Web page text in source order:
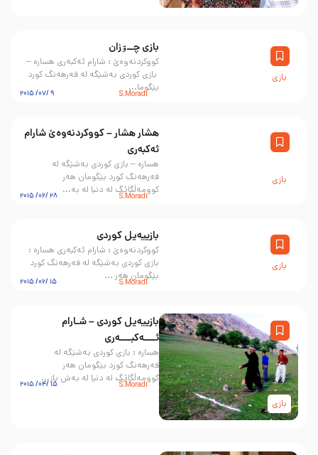
بازی
بازی چــۊزان
کووکردنەوەێ : شارام ئەکبەری هسارە –
بازی کوردی به‌شێگه‌ له فه‌رهه‌نگ کورد
بێگوما...
S.Moradi
9 /07/ 2015
بازی
هشار هشار – کووکردنەوەێ شارام
ئەکبەری
هسارە – بازی کوردی به‌شێگه‌ له
فه‌رهه‌نگ کورد بێگومان هه‌ر
کوومه‌ڵگاێگ له دنیا له به...
S.Moradi
28 /06/ 2015
بازی
بازییەیل کوردی
کووکردنەوەێ : شارام ئەکبەری هسارە :
بازی کوردی به‌شێگه‌ له فه‌رهه‌نگ کورد
بێگومان هه‌ر ...
S.Moradi
15 /06/ 2015
بازی
بازییەیل کوردی – شـارام
ئــــەکبــــەری
هسارە : بازی کوردی به‌شێگه‌ له
فه‌رهه‌نگ کورد بێگومان هه‌ر
کوومه‌ڵگاێگ له دنیا له به‌ش باز...
S.Moradi
15 /04/ 2015